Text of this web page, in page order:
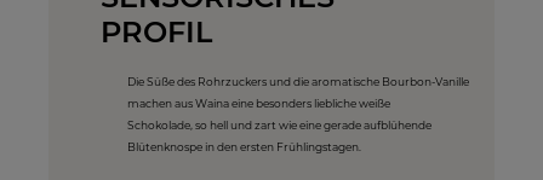
PROFIL
Die Süße des Rohrzuckers und die aromatische Bourbon-Vanille
machen aus Waina eine besonders liebliche weiße
Schokolade, so hell und zart wie eine gerade aufblühende
Blütenknospe in den ersten Frühlingstagen.